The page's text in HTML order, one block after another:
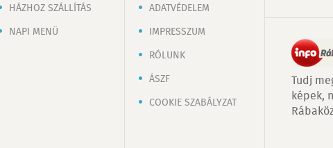
HÁZHOZ SZÁLLÍTÁS
NAPI MENÜ
ADATVÉDELEM
IMPRESSZUM
RÓLUNK
ÁSZF
COOKIE SZABÁLYZAT
Tudj
képek,